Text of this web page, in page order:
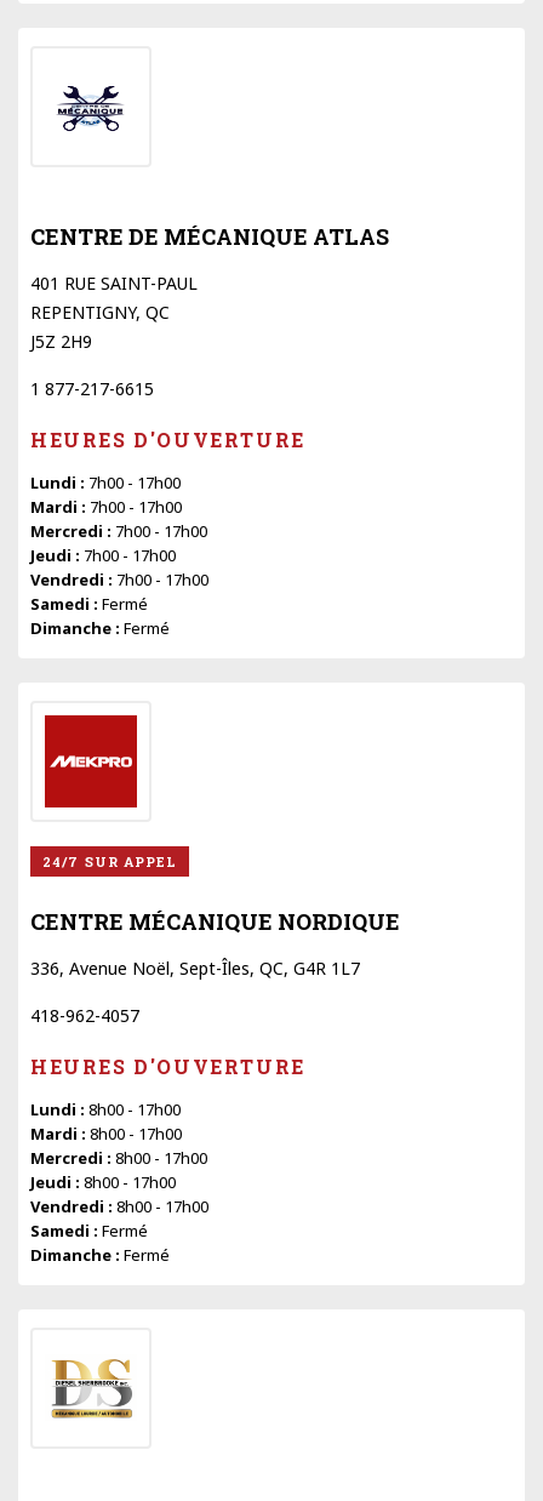
CENTRE DE MÉCANIQUE ATLAS
401 RUE SAINT-PAUL
REPENTIGNY, QC
J5Z 2H9
1 877-217-6615
HEURES D'OUVERTURE
Lundi : 7h00 - 17h00
Mardi : 7h00 - 17h00
Mercredi : 7h00 - 17h00
Jeudi : 7h00 - 17h00
Vendredi : 7h00 - 17h00
Samedi : Fermé
Dimanche : Fermé
24/7 SUR APPEL
CENTRE MÉCANIQUE NORDIQUE
336, Avenue Noël, Sept-Îles, QC, G4R 1L7
418-962-4057
HEURES D'OUVERTURE
Lundi : 8h00 - 17h00
Mardi : 8h00 - 17h00
Mercredi : 8h00 - 17h00
Jeudi : 8h00 - 17h00
Vendredi : 8h00 - 17h00
Samedi : Fermé
Dimanche : Fermé